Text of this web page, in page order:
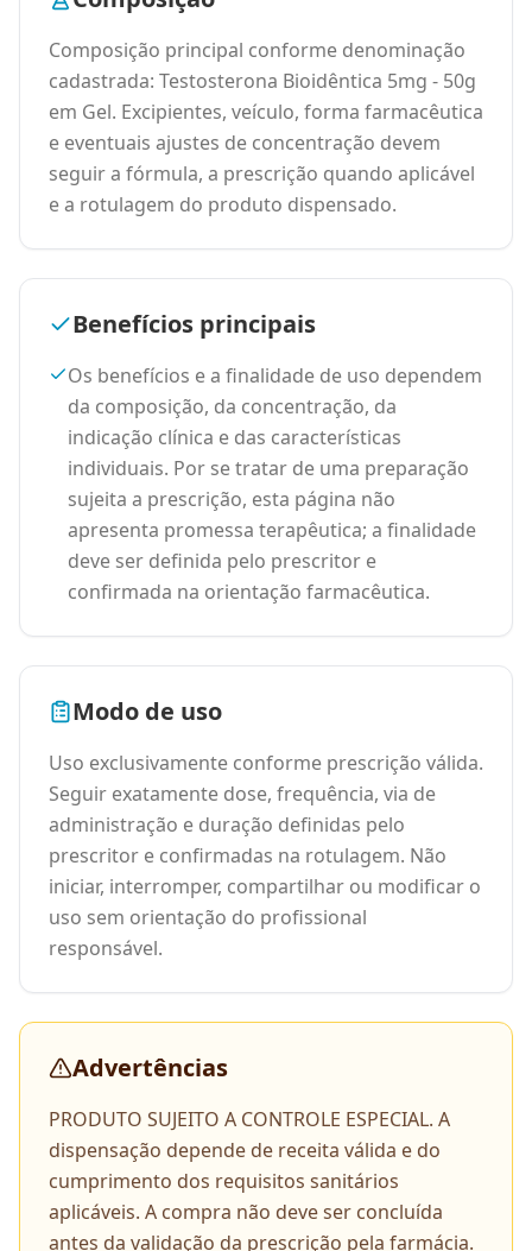
Composição principal conforme denominação
cadastrada: Testosterona Bioidêntica 5mg - 50g
em Gel. Excipientes, veículo, forma farmacêutica
e eventuais ajustes de concentração devem
seguir a fórmula, a prescrição quando aplicável
e a rotulagem do produto dispensado.
Benefícios principais
Os benefícios e a finalidade de uso dependem
da composição, da concentração, da
indicação clínica e das características
individuais. Por se tratar de uma preparação
sujeita a prescrição, esta página não
apresenta promessa terapêutica; a finalidade
deve ser definida pelo prescritor e
confirmada na orientação farmacêutica.
Modo de uso
Uso exclusivamente conforme prescrição válida.
Seguir exatamente dose, frequência, via de
administração e duração definidas pelo
prescritor e confirmadas na rotulagem. Não
iniciar, interromper, compartilhar ou modificar o
uso sem orientação do profissional
responsável.
Advertências
PRODUTO SUJEITO A CONTROLE ESPECIAL. A
dispensação depende de receita válida e do
cumprimento dos requisitos sanitários
aplicáveis. A compra não deve ser concluída
antes da validação da prescrição pela farmácia.